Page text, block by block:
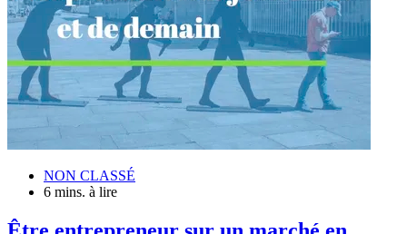
NON CLASSÉ
6 mins. à lire